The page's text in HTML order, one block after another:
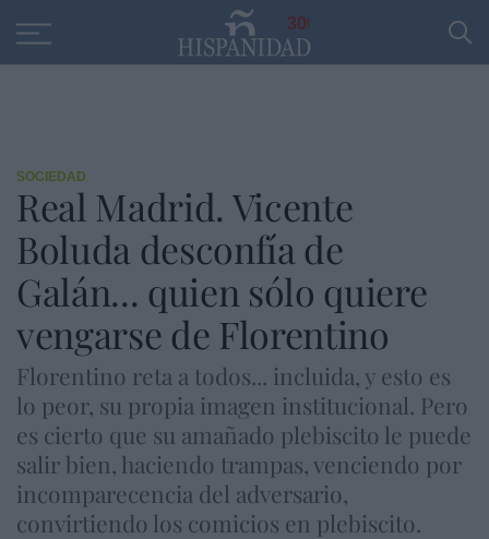
30
SOCIEDAD
Real Madrid. Vicente
Boluda desconfía de
Galán... quien sólo quiere
vengarse de Florentino
Florentino reta a todos... incluida, y esto es
lo peor, su propia imagen institucional. Pero
es cierto que su amañado plebiscito le puede
salir bien, haciendo trampas, venciendo por
incomparecencia del adversario,
convirtiendo los comicios en plebiscito.